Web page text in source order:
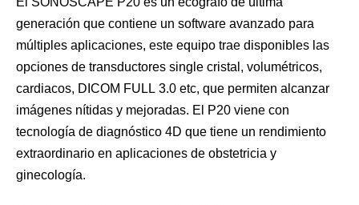
generación que contiene un software avanzado para
múltiples aplicaciones, este equipo trae disponibles las
opciones de transductores single cristal, volumétricos,
cardiacos, DICOM FULL 3.0 etc, que permiten alcanzar
imágenes nítidas y mejoradas. El P20 viene con
tecnología de diagnóstico 4D que tiene un rendimiento
extraordinario en aplicaciones de obstetricia y
ginecología.